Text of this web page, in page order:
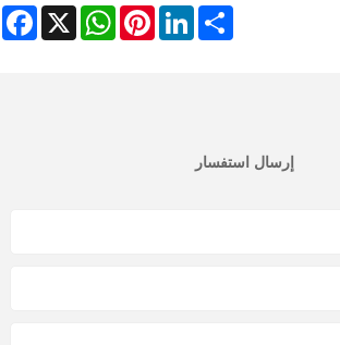
X
WhatsAppPinterestLinkedInShare
إرسال استفسار